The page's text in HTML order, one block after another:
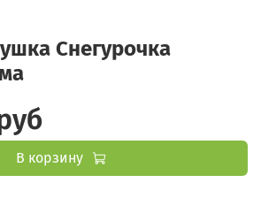
Снегурочка
В корзину